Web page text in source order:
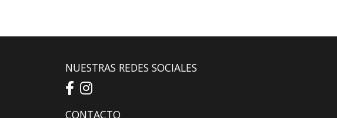
NUESTRAS REDES SOCIALES
CONTACTO